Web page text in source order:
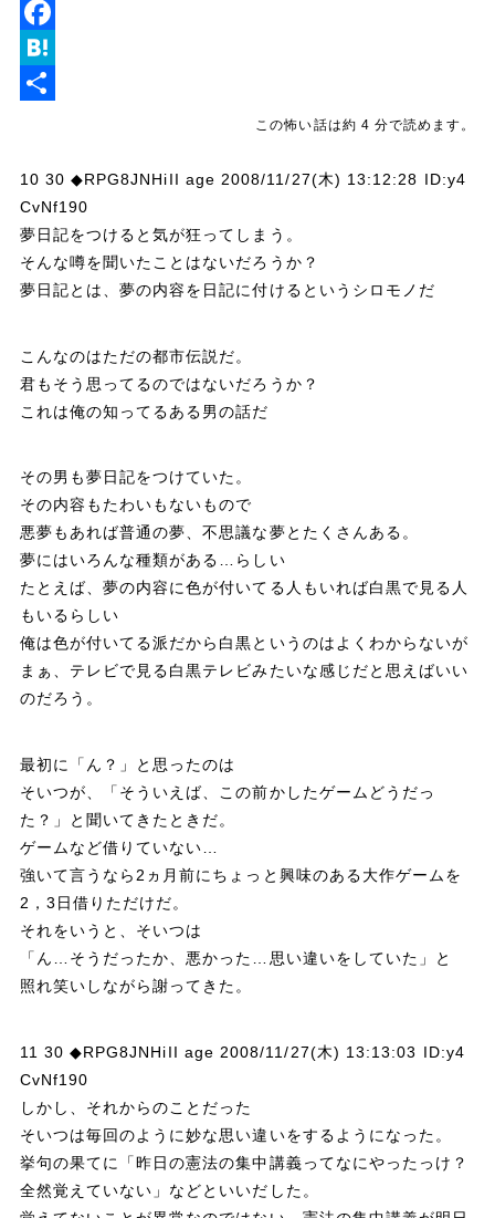
e
T
w
e
r
a
b
o
o
k
H
e
n
a
この怖い話は約 4 分で読めます。
10 30 ◆RPG8JNHiII age 2008/11/27(木) 13:12:28 ID:y4
CvNf190
夢日記をつけると気が狂ってしまう。
そんな噂を聞いたことはないだろうか？
夢日記とは、夢の内容を日記に付けるというシロモノだ
こんなのはただの都市伝説だ。
君もそう思ってるのではないだろうか？
これは俺の知ってるある男の話だ
その男も夢日記をつけていた。
その内容もたわいもないもので
悪夢もあれば普通の夢、不思議な夢とたくさんある。
夢にはいろんな種類がある…らしい
たとえば、夢の内容に色が付いてる人もいれば白黒で見る人
もいるらしい
俺は色が付いてる派だから白黒というのはよくわからないが
まぁ、テレビで見る白黒テレビみたいな感じだと思えばいい
のだろう。
最初に「ん？」と思ったのは
そいつが、「そういえば、この前かしたゲームどうだっ
た？」と聞いてきたときだ。
ゲームなど借りていない…
強いて言うなら2ヵ月前にちょっと興味のある大作ゲームを
2，3日借りただけだ。
それをいうと、そいつは
「ん…そうだったか、悪かった…思い違いをしていた」と
照れ笑いしながら謝ってきた。
11 30 ◆RPG8JNHiII age 2008/11/27(木) 13:13:03 ID:y4
CvNf190
しかし、それからのことだった
そいつは毎回のように妙な思い違いをするようになった。
挙句の果てに「昨日の憲法の集中講義ってなにやったっけ？
全然覚えていない」などといいだした。